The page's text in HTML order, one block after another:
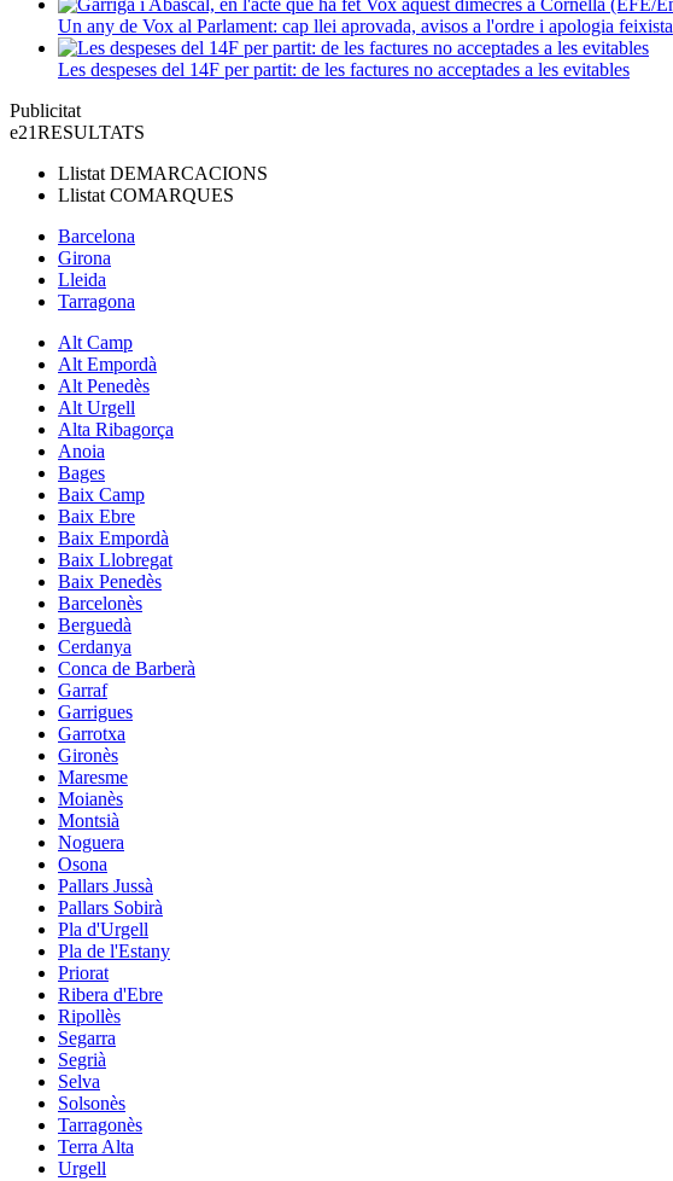
Un any de Vox al Parlament: cap llei aprovada, avisos a l'ordre i apologia feixista
Les despeses del 14F per partit: de les factures no acceptades a les evitables
Publicitat
e21RESULTATS
Llistat DEMARCACIONS
Llistat COMARQUES
Barcelona
Girona
Lleida
Tarragona
Alt Camp
Alt Empordà
Alt Penedès
Alt Urgell
Alta Ribagorça
Anoia
Bages
Baix Camp
Baix Ebre
Baix Empordà
Baix Llobregat
Baix Penedès
Barcelonès
Berguedà
Cerdanya
Conca de Barberà
Garraf
Garrigues
Garrotxa
Gironès
Maresme
Moianès
Montsià
Noguera
Osona
Pallars Jussà
Pallars Sobirà
Pla d'Urgell
Pla de l'Estany
Priorat
Ribera d'Ebre
Ripollès
Segarra
Segrià
Selva
Solsonès
Tarragonès
Terra Alta
Urgell